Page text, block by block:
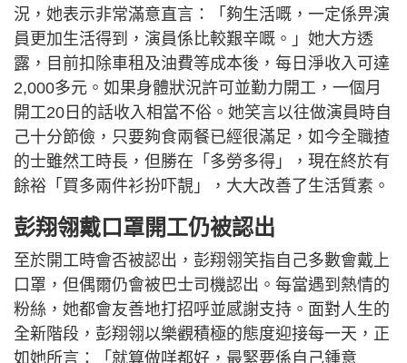
況，她表示非常滿意直言：「夠生活嘅，一定係畀演
員更加生活得到，演員係比較艱辛嘅。」她大方透
露，目前扣除車租及油費等成本後，每日淨收入可達
2,000多元。如果身體狀況許可並勤力開工，一個月
開工20日的話收入相當不俗。她笑言以往做演員時自
己十分節儉，只要夠食兩餐已經很滿足，如今全職揸
的士雖然工時長，但勝在「多勞多得」，現在終於有
餘裕「買多兩件衫扮吓靚」，大大改善了生活質素。
彭翔翎戴口罩開工仍被認出
至於開工時會否被認出，彭翔翎笑指自己多數會戴上
口罩，但偶爾仍會被巴士司機認出。每當遇到熱情的
粉絲，她都會友善地打招呼並感謝支持。面對人生的
全新階段，彭翔翎以樂觀積極的態度迎接每一天，正
如她所言：「就算做咩都好，最緊要係自己鍾意